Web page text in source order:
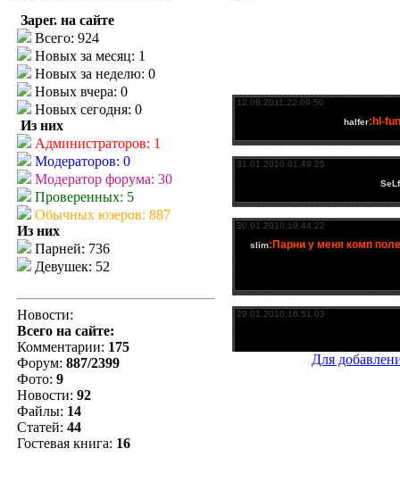
Зарег. на сайте
Всего: 924
Новых за месяц: 1
Новых за неделю: 0
Новых вчера: 0
Новых сегодня: 0
Из них
Администраторов: 1
Модераторов: 0
Модератор форума: 30
Проверенных: 5
Обычных юзеров: 887
Из них
Парней: 736
Девушек: 52
Новости:
Всего на сайте:
Комментарии: 175
Форум: 887/2399
Фото: 9
Новости: 92
Файлы: 14
Статей: 44
Гостевая книга: 16
Для